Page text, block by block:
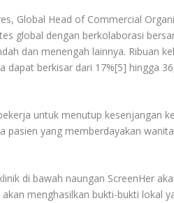
Global Head of Commercial
global dengan berkolaborasi
dan menengah lainnya. Ribuan
dapat berkisar dari 17%[5] hingga
untuk menutup kesenjangan
pasien yang memberdayakan
di bawah naungan ScreenHer
menghasilkan bukti-bukti lokal